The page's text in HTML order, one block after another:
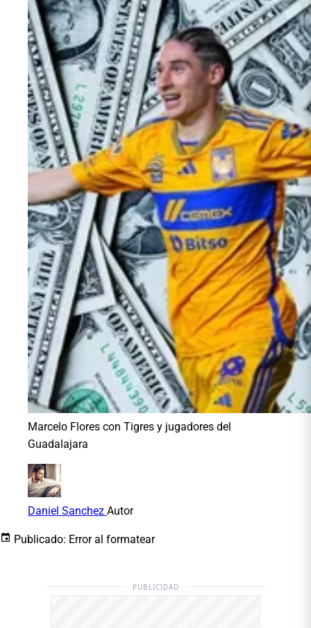
Marcelo Flores con Tigres y jugadores del
Guadalajara
Daniel Sanchez Autor
Publicado: Error al formatear
PUBLICIDAD